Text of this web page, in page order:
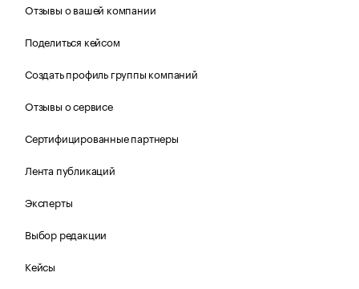
Отзывы о вашей компании
Поделиться кейсом
Создать профиль группы компаний
Отзывы о сервисе
Сертифицированные партнеры
Лента публикаций
Эксперты
Выбор редакции
Кейсы